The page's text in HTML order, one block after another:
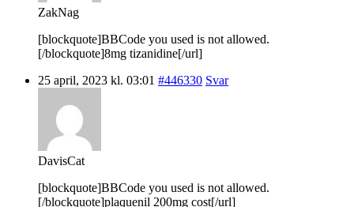
ZakNag
[blockquote]BBCode you used is not allowed.
[/blockquote]8mg tizanidine[/url]
25 april, 2023 kl. 03:01 #446330 Svar
DavisCat
[blockquote]BBCode you used is not allowed.
[/blockquote]plaquenil 200mg cost[/url]